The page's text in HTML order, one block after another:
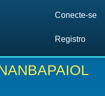
Conecte-se
Registro